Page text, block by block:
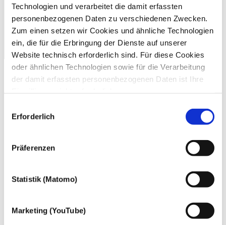
Technologien und verarbeitet die damit erfassten
personenbezogenen Daten zu verschiedenen Zwecken.
Zum einen setzen wir Cookies und ähnliche Technologien
ein, die für die Erbringung der Dienste auf unserer
Website technisch erforderlich sind. Für diese Cookies
oder ähnlichen Technologien sowie für die Verarbeitung
der damit erfassten personenbezogenen Daten ist Ihre
mit Ihrer ausdrücklichen Einwilligung einsetzen und die
Erforderlich
Präferenzen
Statistik (Matomo)
Marketing (YouTube)